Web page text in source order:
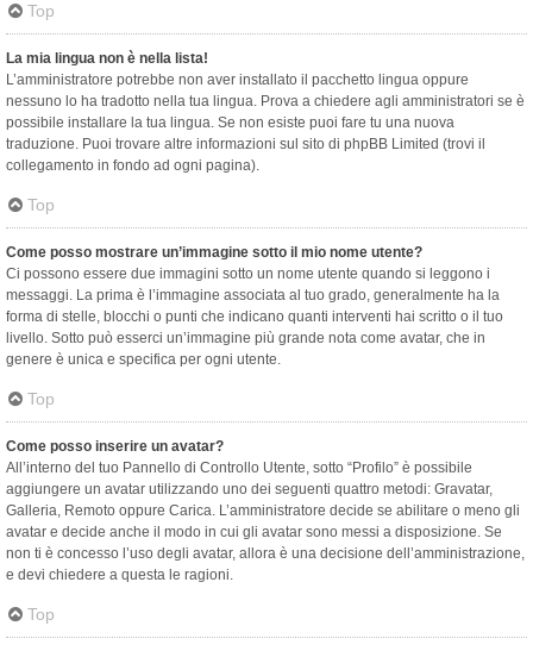
Top
La mia lingua non è nella lista!
L’amministratore potrebbe non aver installato il pacchetto lingua oppure
nessuno lo ha tradotto nella tua lingua. Prova a chiedere agli amministratori se è
possibile installare la tua lingua. Se non esiste puoi fare tu una nuova
traduzione. Puoi trovare altre informazioni sul sito di phpBB Limited (trovi il
collegamento in fondo ad ogni pagina).
Top
Come posso mostrare un’immagine sotto il mio nome utente?
Ci possono essere due immagini sotto un nome utente quando si leggono i
messaggi. La prima è l’immagine associata al tuo grado, generalmente ha la
forma di stelle, blocchi o punti che indicano quanti interventi hai scritto o il tuo
livello. Sotto può esserci un’immagine più grande nota come avatar, che in
genere è unica e specifica per ogni utente.
Top
Come posso inserire un avatar?
All’interno del tuo Pannello di Controllo Utente, sotto “Profilo” è possibile
aggiungere un avatar utilizzando uno dei seguenti quattro metodi: Gravatar,
Galleria, Remoto oppure Carica. L’amministratore decide se abilitare o meno gli
avatar e decide anche il modo in cui gli avatar sono messi a disposizione. Se
non ti è concesso l’uso degli avatar, allora è una decisione dell’amministrazione,
e devi chiedere a questa le ragioni.
Top